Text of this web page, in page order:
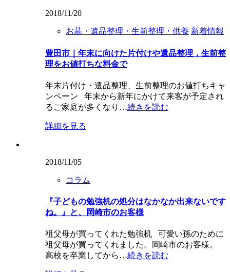
2018/11/20
お墓・遺品整理・生前整理・供養 新着情報
豊田市｜年末に向けた片付けや遺品整理，生前整
理をお値打ちな料金で
年末片付け・遺品整理、生前整理のお値打ちキャ
ンペーン 年末から新年にかけて来客が予定され
るご家庭が多くなり…続きを読む
詳細を見る
2018/11/05
コラム
『子どもの勉強机の処分はなかなか出来ないです
ね。』と、岡崎市のお客様
祖父母が買ってくれた勉強机 可愛い孫のために
祖父母が買ってくれました。岡崎市のお客様。
高校を卒業してから…続きを読む